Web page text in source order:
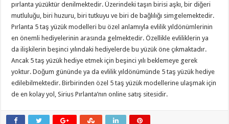
pırlanta yüzüktür denilmektedir. Üzerindeki taşın birisi aşkı, bir diğeri
mutluluğu, biri huzuru, biri tutkuyu ve biri de bağlılığı simgelemektedir.
Pırlanta 5 taş yüzük modelleri bu özel anlamıyla evlilik yıldönümlerinin
en önemli hediyelerinin arasında gelmektedir. Özellikle evliliklerin ya
da ilişkilerin beşinci yılındaki hediyelerde bu yüzük öne çıkmaktadır.
Ancak 5 taş yüzük hediye etmek için beşinci yılı beklemeye gerek
yoktur. Doğum gününde ya da evlilik yıldönümünde 5 taş yüzük hediye
edilebilmektedir. Birbirinden özel 5 taş yüzük modellerine ulaşmak için
de en kolay yol, Sirius Pırlanta’nın online satış sitesidir.